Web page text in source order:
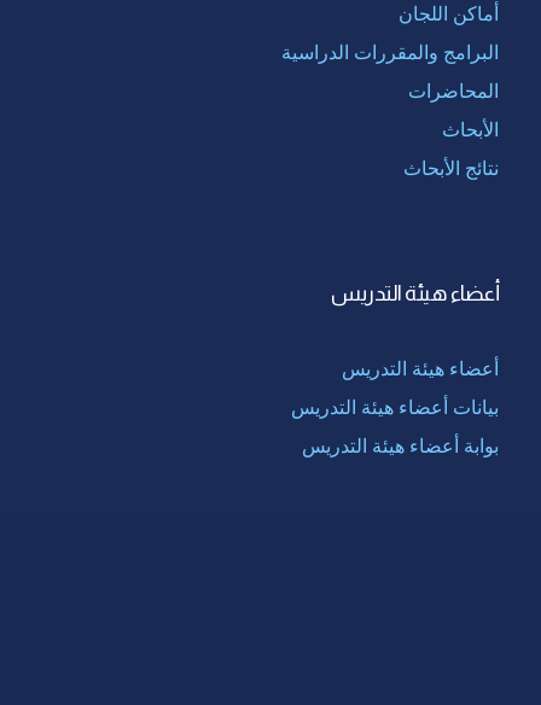
أماكن اللجان
البرامج والمقررات الدراسية
المحاضرات
الأبحاث
نتائج الأبحاث
أعضاء هيئة التدريس
أعضاء هيئة التدريس
بيانات أعضاء هيئة التدريس
بوابة أعضاء هيئة التدريس